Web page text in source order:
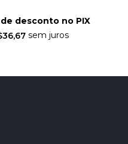
de desconto no PIX
36,67sem juros